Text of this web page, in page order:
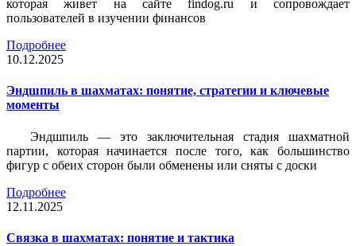
которая живет на сайте findog.ru и сопровождает
пользователей в изучении финансов
Подробнее
10.12.2025
Эндшпиль в шахматах: понятие, стратегии и ключевые
моменты
Эндшпиль — это заключительная стадия шахматной
партии, которая начинается после того, как большинство
фигур с обеих сторон были обменены или сняты с доски
Подробнее
12.11.2025
Связка в шахматах: понятие и тактика